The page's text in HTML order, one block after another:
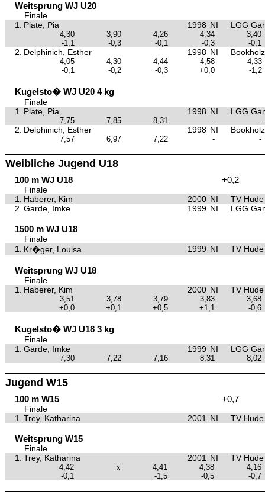
Weitsprung WJ U20
Finale
1.
Plate, Pia 1998 NI LGG
4,30 3,90 4,26 4,34
3,40
-1,1
-0,3 -0,1 -0,3 -0,1
2. Delphinich, Esther 1998 NI
4,05 4,30 4,44 4,58
4,33
-0,1
-0,2 -0,3 +0,0 -1,2
Kugelsto� WJ U20 4 kg
Finale
1.
Plate, Pia 1998 NI LGG
7,75 7,85 8,31 - -
2. Delphinich, Esther 1998 NI
7,57 6,97 7,22 - -
Weibliche Jugend U18
100 m WJ U18 +0,2
Finale
1.
Haberer, Kim 2000 NI
TV Hude
2. Garde, Imke 1999 NI LGG
1500 m WJ U18
Finale
1.
Kr�ger, Louisa 1999 NI TV Hude
Weitsprung WJ U18
Finale
1.
Haberer, Kim 2000 NI TV Hude
3,51 3,78 3,79 3,83
3,68
+0,0
+0,1 +0,5 +1,1 -0,6
Kugelsto� WJ U18 3 kg
Finale
1.
Garde, Imke 1999 NI LGG
7,30 7,22 7,16 8,31 8,02
Jugend W15
100 m W15 +0,7
Finale
1.
Trey, Katharina 2001 NI TV Hude
Weitsprung W15
Finale
1.
Trey, Katharina 2001 NI TV Hude
4,42 x 4,41 4,38
4,16
-0,1
-1,5 -0,5 -0,7